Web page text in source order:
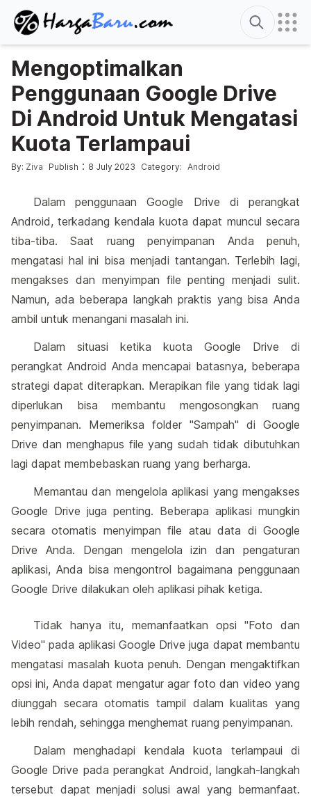
Search
Mengoptimalkan
Penggunaan Google Drive
Di Android Untuk Mengatasi
Kuota Terlampaui
Posted by
By: Ziva Publish : 8 July 2023 Posted in
Category: Android
Dalam penggunaan Google Drive di perangkat
Android, terkadang kendala kuota dapat muncul secara
tiba-tiba. Saat ruang penyimpanan Anda penuh,
mengatasi hal ini bisa menjadi tantangan. Terlebih lagi,
mengakses dan menyimpan file penting menjadi sulit.
Namun, ada beberapa langkah praktis yang bisa Anda
ambil untuk menangani masalah ini.
Dalam situasi ketika kuota Google Drive di
perangkat Android Anda mencapai batasnya, beberapa
strategi dapat diterapkan. Merapikan file yang tidak lagi
diperlukan bisa membantu mengosongkan ruang
penyimpanan. Memeriksa folder "Sampah" di Google
Drive dan menghapus file yang sudah tidak dibutuhkan
lagi dapat membebaskan ruang yang berharga.
Memantau dan mengelola aplikasi yang mengakses
Google Drive juga penting. Beberapa aplikasi mungkin
secara otomatis menyimpan file atau data di Google
Drive Anda. Dengan mengelola izin dan pengaturan
aplikasi, Anda bisa mengontrol bagaimana penggunaan
Google Drive dilakukan oleh aplikasi pihak ketiga.
Tidak hanya itu, memanfaatkan opsi "Foto dan
Video" pada aplikasi Google Drive juga dapat membantu
mengatasi masalah kuota penuh. Dengan mengaktifkan
opsi ini, Anda dapat mengatur agar foto dan video yang
diunggah secara otomatis tampil dalam kualitas yang
lebih rendah, sehingga menghemat ruang penyimpanan.
Dalam menghadapi kendala kuota terlampaui di
Google Drive pada perangkat Android, langkah-langkah
tersebut dapat menjadi solusi awal yang bermanfaat.